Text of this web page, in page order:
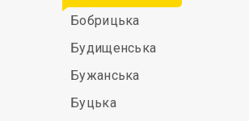
Бобрицька
Будищенська
Бужанська
Буцька